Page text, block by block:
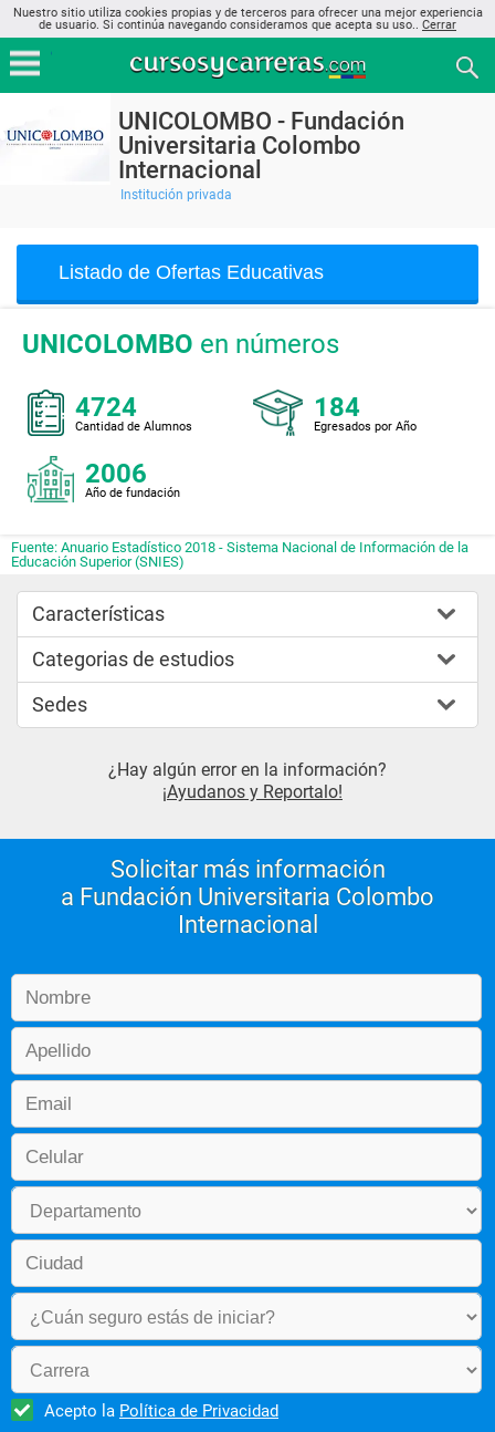
Nuestro sitio utiliza cookies propias y de terceros para ofrecer una mejor experiencia
de usuario. Si continúa navegando consideramos que acepta su uso.. Cerrar
UNICOLOMBO - Fundación
Universitaria Colombo
Internacional
Institución privada
Listado de Ofertas Educativas
UNICOLOMBO en números
4724
Cantidad de Alumnos
184
Egresados por Año
2006
Año de fundación
Fuente: Anuario Estadístico 2018 - Sistema Nacional de Información de la
Educación Superior (SNIES)
Características
Categorias de estudios
Sedes
¿Hay algún error en la información?
¡Ayudanos y Reportalo!
Solicitar más información
a Fundación Universitaria Colombo
Internacional
Acepto la Política de Privacidad